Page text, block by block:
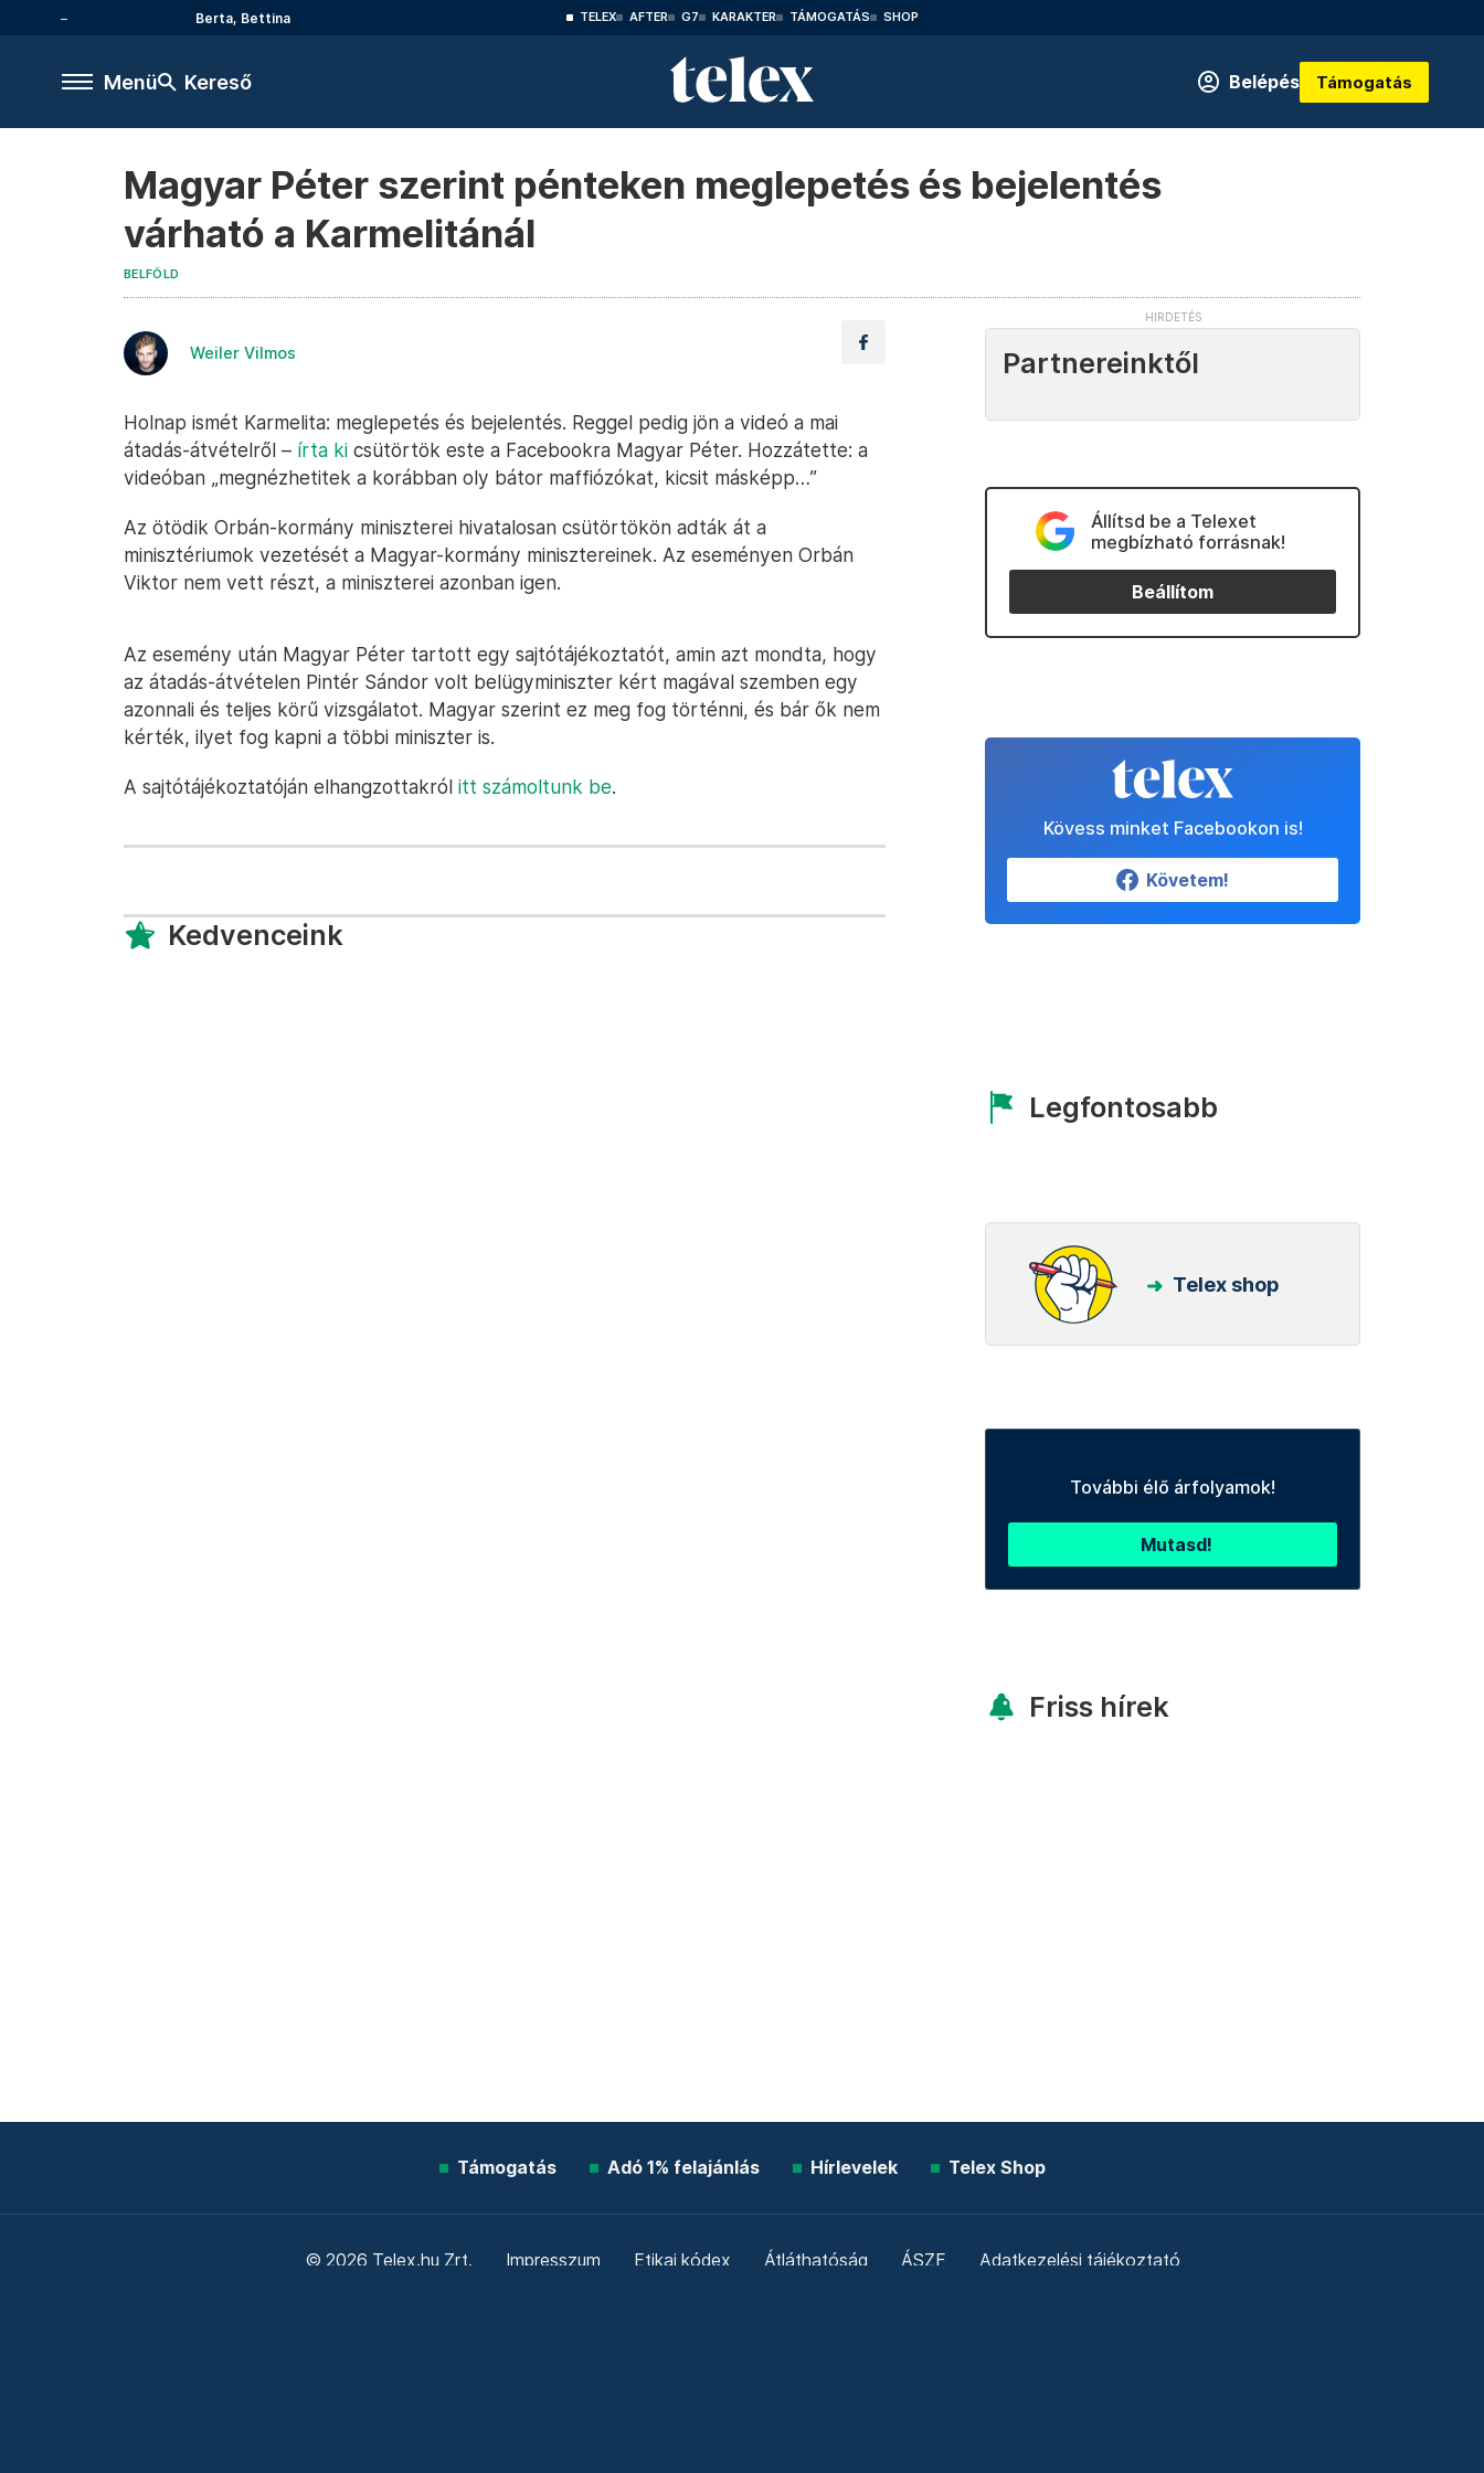
Berta, Bettina TELEX AFTER G7 KARAKTER TÁMOGATÁS SHOP
Menü Kereső Belépés Támogatás
Magyar Péter szerint pénteken meglepetés és bejelentés
várható a Karmelitánál
BELFÖLD
Weiler Vilmos
Holnap ismét Karmelita: meglepetés és bejelentés. Reggel pedig jön a videó a mai
átadás-átvételről – írta ki csütörtök este a Facebookra Magyar Péter. Hozzátette: a
videóban „megnézhetitek a korábban oly bátor maffiózókat, kicsit másképp…”
Az ötödik Orbán-kormány miniszterei hivatalosan csütörtökön adták át a
minisztériumok vezetését a Magyar-kormány minisztereinek. Az eseményen Orbán
Viktor nem vett részt, a miniszterei azonban igen.
Az esemény után Magyar Péter tartott egy sajtótájékoztatót, amin azt mondta, hogy
az átadás-átvételen Pintér Sándor volt belügyminiszter kért magával szemben egy
azonnali és teljes körű vizsgálatot. Magyar szerint ez meg fog történni, és bár ők nem
kérték, ilyet fog kapni a többi miniszter is.
A sajtótájékoztatóján elhangzottakról itt számoltunk be.
Kedvenceink
Partnereinktől
Állítsd be a Telexet
megbízható forrásnak!
Beállítom
Kövess minket Facebookon is!
Követem!
Legfontosabb
Telex shop
További élő árfolyamok!
Mutasd!
Friss hírek
Támogatás Adó 1% felajánlás Hírlevelek Telex Shop
© 2026 Telex.hu Zrt. Impresszum Etikai kódex Átláthatóság ÁSZF Adatkezelési tájékoztató